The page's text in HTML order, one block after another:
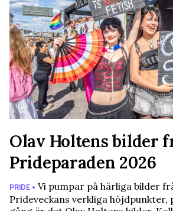
Olav Holtens bilder
Prideparaden 2026
PRIDE • Vi pumpar på härliga bilder
Prideveckans verkliga höjdpunkter,